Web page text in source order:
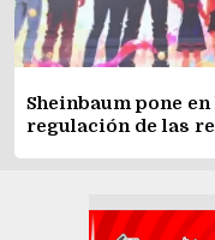
Sheinbaum pone
regulación de las